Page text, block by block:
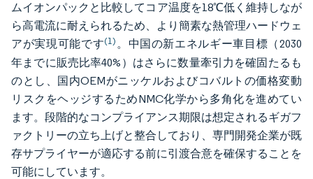
ムイオンパックと比較してコア温度を18℃低く維持しなが
ら高電流に耐えられるため、より簡素な熱管理ハードウェ
アが実現可能です(1)。中国の新エネルギー車目標（2030
年までに販売比率40%）はさらに数量牽引力を確固たるも
のとし、国内OEMがニッケルおよびコバルトの価格変動
リスクをヘッジするためNMC化学から多角化を進めてい
ます。段階的なコンプライアンス期限は想定されるギガフ
ァクトリーの立ち上げと整合しており、専門開発企業が既
存サプライヤーが適応する前に引渡合意を確保することを
可能にしています。